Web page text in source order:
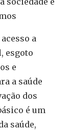
a
esgoto
e
a saúde
dos
é um
saúde,